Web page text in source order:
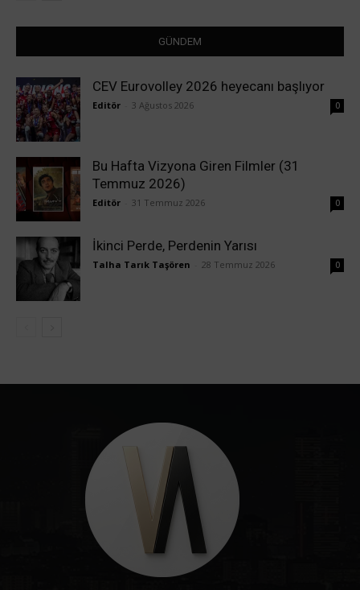
GÜNDEM
CEV Eurovolley 2026 heyecanı başlıyor
Editör 3 Ağustos 2026 0
Bu Hafta Vizyona Giren Filmler (31
Temmuz 2026)
Editör 31 Temmuz 2026 0
İkinci Perde, Perdenin Yarısı
Talha Tarık Taşören 28 Temmuz 2026 0